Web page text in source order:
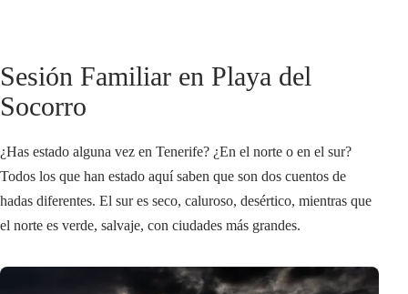
Sesión Familiar en Playa del
Socorro
¿Has estado alguna vez en Tenerife? ¿En el norte o en el sur?
Todos los que han estado aquí saben que son dos cuentos de
hadas diferentes. El sur es seco, caluroso, desértico, mientras que
el norte es verde, salvaje, con ciudades más grandes.